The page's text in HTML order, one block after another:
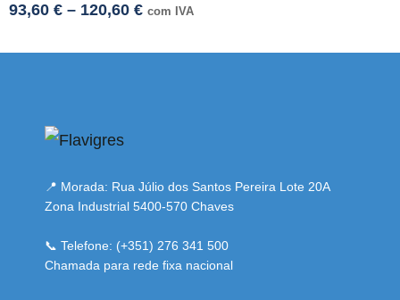
93,60 € – 120,60 € com IVA
📍 Morada: Rua Júlio dos Santos Pereira Lote 20A
Zona Industrial 5400-570 Chaves
📞 Telefone: (+351) 276 341 500
Chamada para rede fixa nacional